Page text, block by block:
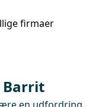
firmaer
Barrit